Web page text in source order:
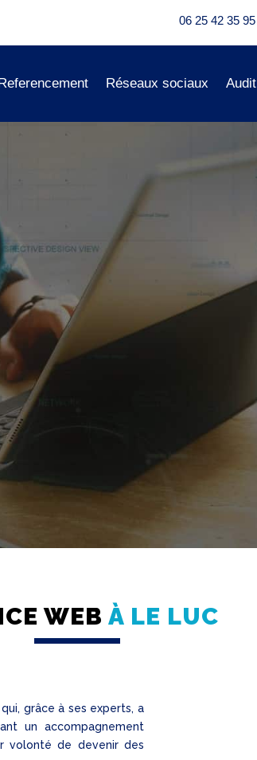
06 25 42 35 95
Referencement Réseaux sociaux Audit
WEB À LE LUC
qui, grâce à ses experts, a
un accompagnement
volonté de devenir des